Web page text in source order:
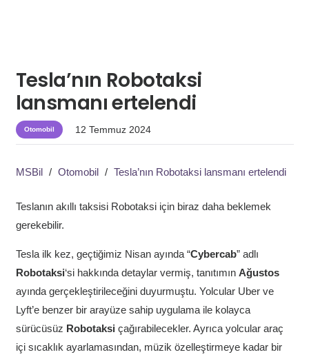
Tesla’nın Robotaksi
lansmanı ertelendi
Otomobil 12 Temmuz 2024
MSBil / Otomobil / Tesla’nın Robotaksi lansmanı ertelendi
Teslanın akıllı taksisi Robotaksi için biraz daha beklemek
gerekebilir.
Tesla ilk kez, geçtiğimiz Nisan ayında “Cybercab” adlı
Robotaksi‘si hakkında detaylar vermiş, tanıtımın Ağustos
ayında gerçekleştirileceğini duyurmuştu. Yolcular Uber ve
Lyft’e benzer bir arayüze sahip uygulama ile kolayca
sürücüsüz Robotaksi çağırabilecekler. Ayrıca yolcular araç
içi sıcaklık ayarlamasından, müzik özelleştirmeye kadar bir